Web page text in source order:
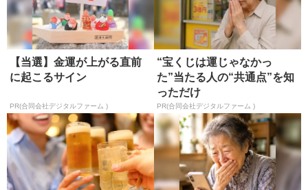
【当選】金運が上がる直前
に起こるサイン
PR(合同会社デジタルファーム )
“宝くじは運じゃなかっ
た”当たる人の“共通点”を知
っただけ
PR(合同会社デジタルファーム )